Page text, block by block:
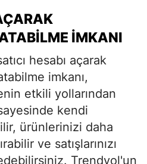
İMKANI
hesabı açarak
imkanı,
etkili yollarından
kendi
ürünlerinizi daha
ve satışlarınızı
Trendyol'un